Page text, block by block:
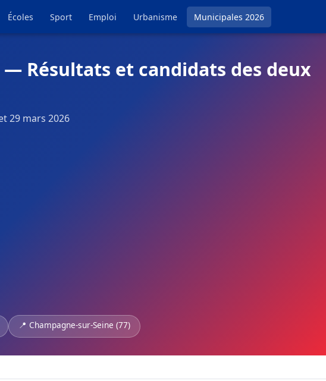
Écoles Sport Emploi Urbanisme Municipales 2026
— Résultats et candidats des deux
29 mars 2026
📍 Champagne-sur-Seine (77)